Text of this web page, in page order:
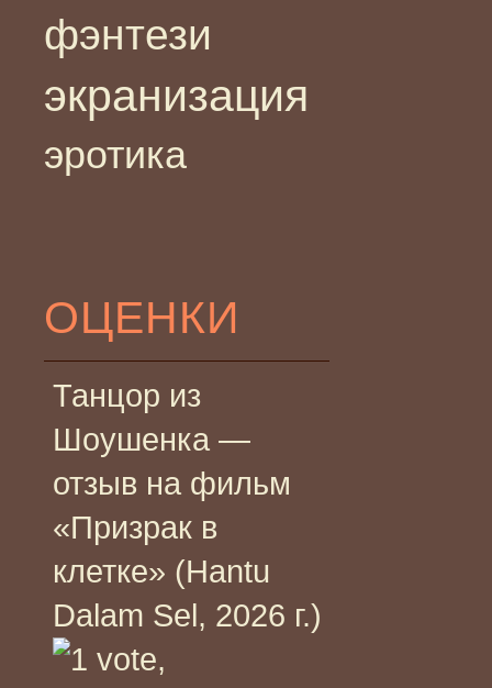
фэнтези
экранизация
эротика
ОЦЕНКИ
Танцор из
Шоушенка —
отзыв на фильм
«Призрак в
клетке» (Hantu
Dalam Sel, 2026 г.)